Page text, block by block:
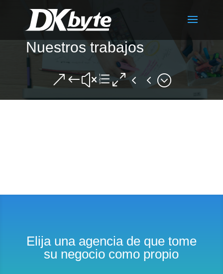
Nuestros trabajos
&#xe044;
Elija una agencia de que tome
su negocio como propio